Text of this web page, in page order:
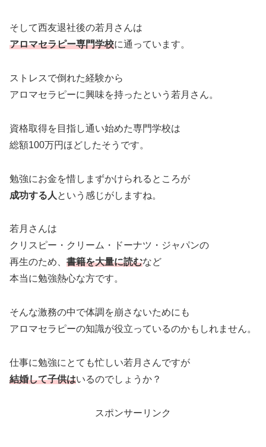
そして西友退社後の若月さんは
アロマセラピー専門学校に通っています。
ストレスで倒れた経験から
アロマセラピーに興味を持ったという若月さん。
資格取得を目指し通い始めた専門学校は
総額100万円ほどしたそうです。
勉強にお金を惜しまずかけられるところが
成功する人 という感じがしますね。
若月さんは
クリスピー・クリーム・ドーナツ・ジャパンの
再生のため、 書籍を大量に読むなど
本当に勉強熱心な方です。
そんな激務の中で体調を崩さないためにも
アロマセラピーの知識が役立っているのかもしれません。
仕事に勉強にとても忙しい若月さんですが
結婚して子供はいるのでしょうか？
スポンサーリンク